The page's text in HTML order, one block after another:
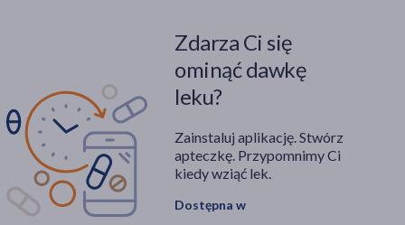
Zdarza Ci się
ominąć dawkę
leku?
Zainstaluj aplikację. Stwórz
apteczkę. Przypomnimy Ci
kiedy wziąć lek.
Dostępna w